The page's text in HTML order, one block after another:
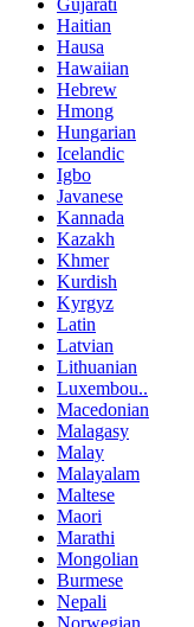
Gujarati
Haitian
Hausa
Hawaiian
Hebrew
Hmong
Hungarian
Icelandic
Igbo
Javanese
Kannada
Kazakh
Khmer
Kurdish
Kyrgyz
Latin
Latvian
Lithuanian
Luxembou..
Macedonian
Malagasy
Malay
Malayalam
Maltese
Maori
Marathi
Mongolian
Burmese
Nepali
Norwegian